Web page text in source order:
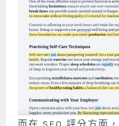
而在 SEO 評分方面，